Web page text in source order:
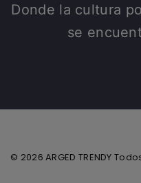
Donde la cultura
se
© 2026 ARGED TRENDY